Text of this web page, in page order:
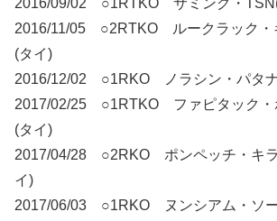
2016/11/05 ○2RTKO ルークラック・
(タイ)
2016/12/02 ○1RKO ノラシン・パタ
2017/02/25 ○1RTKO ファピタック・
(タイ)
2017/04/28 ○2RKO ポンペッチ・キラ
イ)
2017/06/03 ○1RKO ヌンシアム・ソ